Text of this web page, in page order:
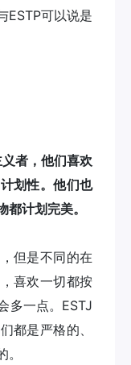
ESTP可以说是
者，他们喜欢
划性。他们也
计划完美。
但是不同的在
喜欢一切都按
多一点。ESTJ
都是严格的、